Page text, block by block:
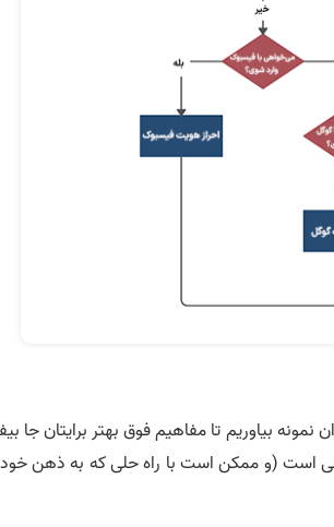
نمونه بیاوریم تا مفاهیم فوق بهتر برایتان جا
است (و ممکن است با راه حلی که به ذهن